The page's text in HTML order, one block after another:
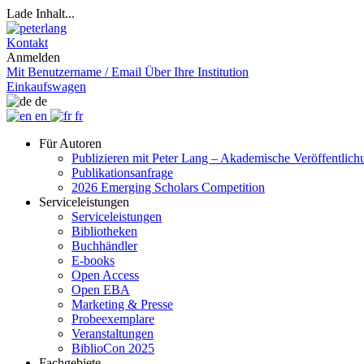
Lade Inhalt...
Kontakt
Anmelden
Mit Benutzername / Email Über Ihre Institution
Einkaufswagen
de
en
fr
Für Autoren
Publizieren mit Peter Lang – Akademische
Publikationsanfrage
2026 Emerging Scholars Competition
Serviceleistungen
Serviceleistungen
Bibliotheken
Buchhändler
E-books
Open Access
Open EBA
Marketing & Presse
Probeexemplare
Veranstaltungen
BiblioCon 2025